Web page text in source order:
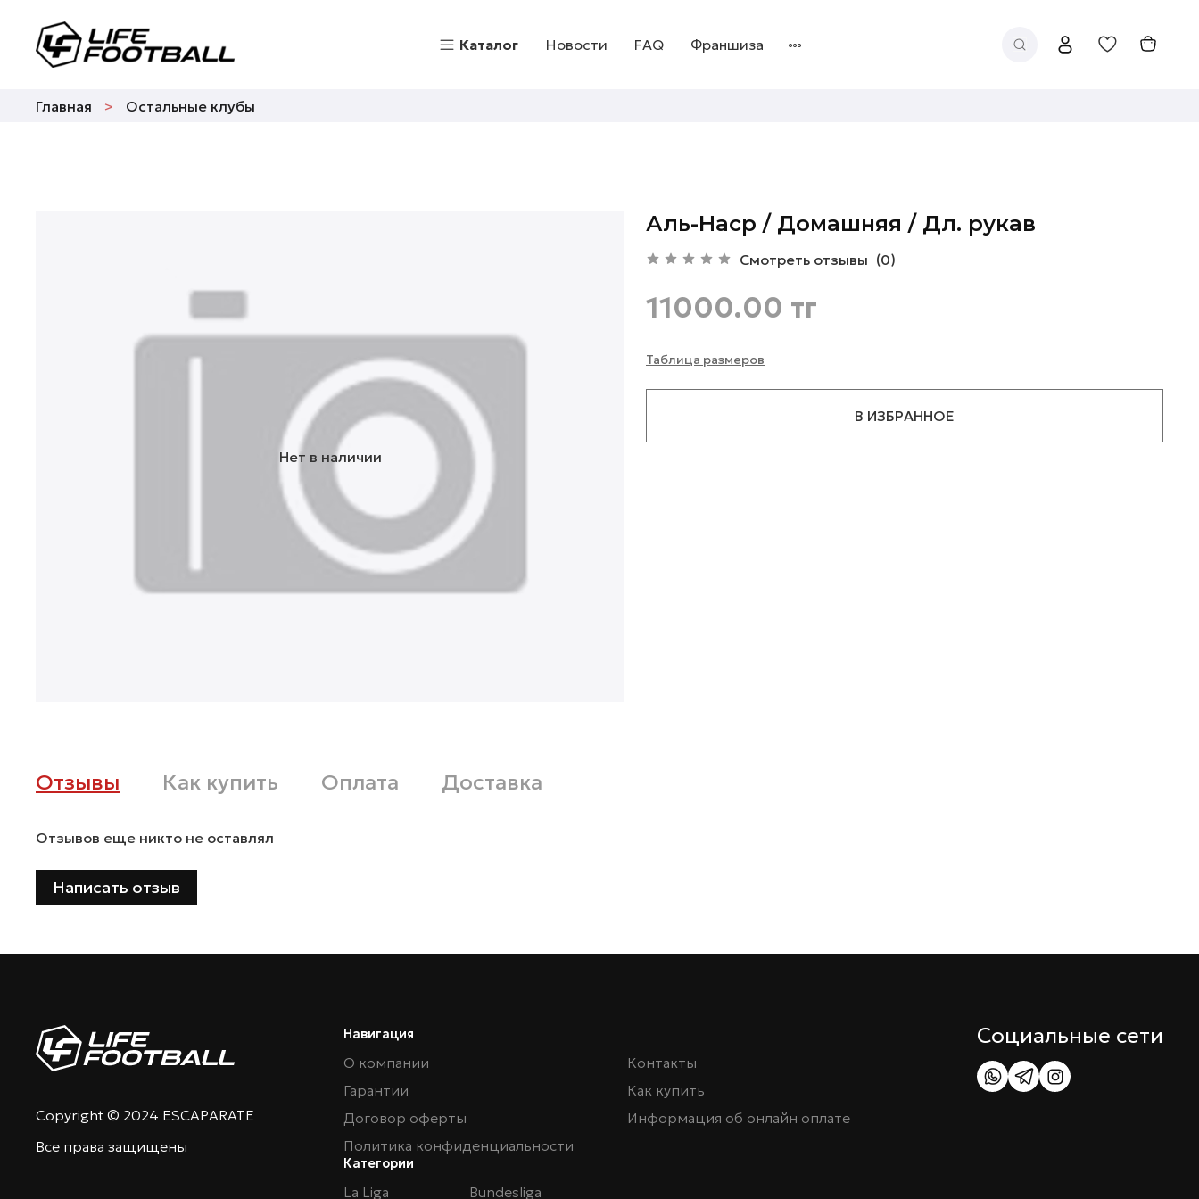
Каталог Новости FAQ Франшиза
Главная Остальные клубы
Нет в наличии
Аль-Наср / Домашняя / Дл. рукав
Смотреть отзывы (0)
Таблица размеров
11000.00 тг
В ИЗБРАННОЕ
Отзывы Как купить Оплата Доставка
Отзывов еще никто не оставлял
Написать отзыв
Copyright © 2024 ESCAPARATE
Все права защищены
Навигация
О компании
Контакты
Гарантии
Как купить
Договор оферты
Информация об онлайн оплате
Политика конфиденциальности
Категории
La Liga Bundesliga
Социальные сети